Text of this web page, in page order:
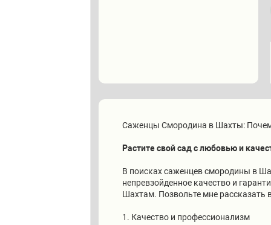
Саженцы Смородина в Шахты:
Растите свой сад с любовью и
В поисках саженцев смородины в
непревзойденное качество и
Шахтам. Позвольте мне
1. Качество и профессионализм